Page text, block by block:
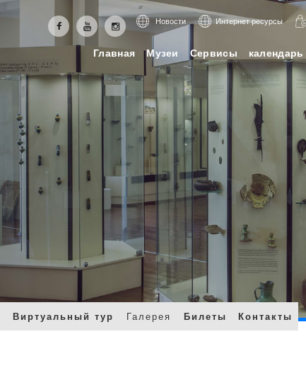
Новости Интернет ресурсы
Главная Музеи Сервисы календарь
Виртуальный тур Галерея Билеты Контакты